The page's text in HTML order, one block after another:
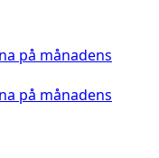
på månadens
på månadens